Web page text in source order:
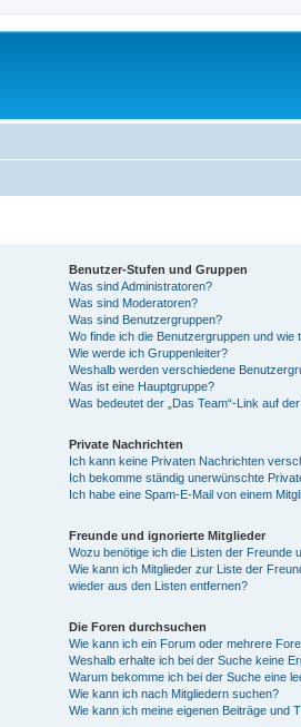
Benutzer-Stufen und Gruppen
Was sind Administratoren?
Was sind Moderatoren?
Was sind Benutzergruppen?
Wo finde ich die Benutzergruppen und wie
Wie werde ich Gruppenleiter?
Weshalb werden verschiedene
Was ist eine Hauptgruppe?
Was bedeutet der „Das Team“-Link auf
Private Nachrichten
Ich kann keine Privaten Nachrichten
Ich bekomme ständig unerwünschte
Ich habe eine Spam-E-Mail von einem
Freunde und ignorierte Mitglieder
Wozu benötige ich die Listen der Freunde
Wie kann ich Mitglieder zur Liste der
wieder aus den Listen entfernen?
Die Foren durchsuchen
Wie kann ich ein Forum oder mehrere
Weshalb erhalte ich bei der Suche keine
Warum bekomme ich bei der Suche eine
Wie kann ich nach Mitgliedern suchen?
Wie kann ich meine eigenen Beiträge und